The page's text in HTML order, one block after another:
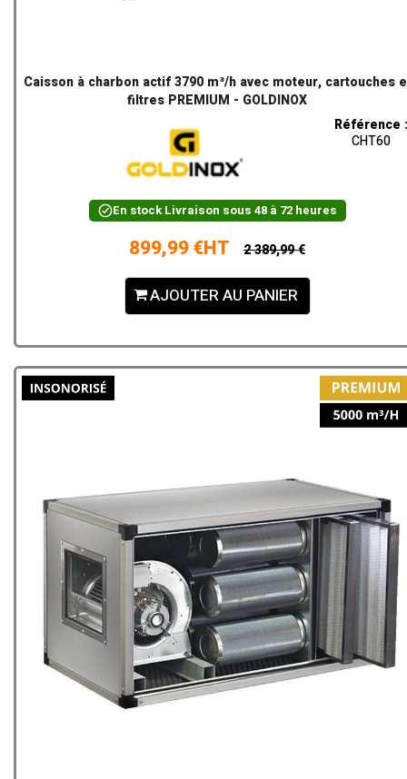
Caisson à charbon actif 3790 m³/h avec moteur, cartouches
filtres PREMIUM - GOLDINOX
Référence :
CHT60
En stockLivraison sous 48 à 72 heures
899,99 €HT 2 389,99 €
AJOUTER AU PANIER